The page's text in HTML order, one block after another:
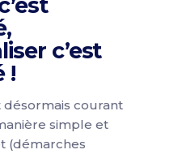
c’est
!
désormais courant
simple et
(démarches